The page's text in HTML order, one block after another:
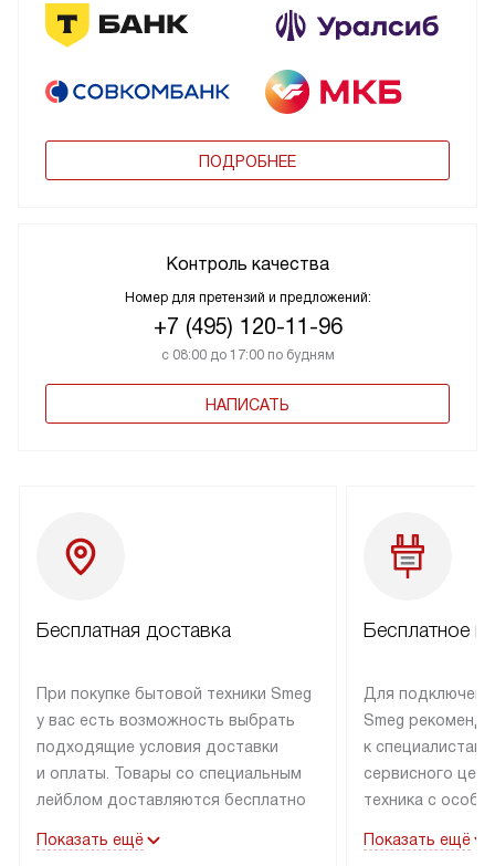
ПОДРОБНЕЕ
Контроль качества
Номер для претензий и предложений:
+7 (495) 120-11-96
с 08:00 до 17:00 по будням
НАПИСАТЬ
Бесплатная доставка
При покупке бытовой техники Smeg
у вас есть возможность выбрать
подходящие условия доставки
и оплаты. Товары со специальным
лейблом доставляются бесплатно
до подъезда. Доставка за пределы
Показать ещё
Бесплатное
Для
Smeg
к специалистам
сервисного
техника с
коммуникациям.
Показать ещё